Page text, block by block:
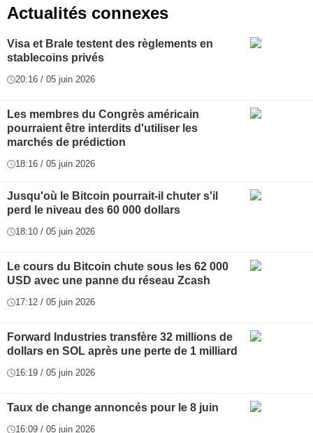
Actualités connexes
Visa et Brale testent des règlements en
stablecoins privés
20:16 / 05 juin 2026
Les membres du Congrès américain
pourraient être interdits d'utiliser les
marchés de prédiction
18:16 / 05 juin 2026
Jusqu'où le Bitcoin pourrait-il chuter s'il
perd le niveau des 60 000 dollars
18:10 / 05 juin 2026
Le cours du Bitcoin chute sous les 62 000
USD avec une panne du réseau Zcash
17:12 / 05 juin 2026
Forward Industries transfère 32 millions de
dollars en SOL après une perte de 1 milliard
16:19 / 05 juin 2026
Taux de change annoncés pour le 8 juin
16:09 / 05 juin 2026